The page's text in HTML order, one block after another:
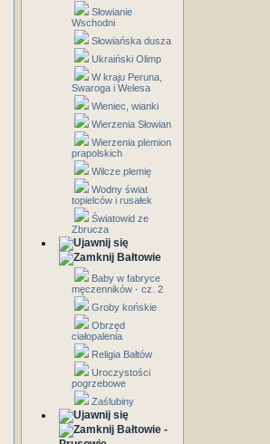
Słowianie
Wschodni
Słowiańska dusza
Ukraiński Olimp
W kraju Peruna,
Swaroga i Welesa
Wieniec, wianki
Wierzenia Słowian
Wierzenia plemion
prapolskich
Wilcze plemię
Wodny świat
topielców i rusałek
Światowid ze
Zbrucza
Bałtowie
Baby w fabryce
męczenników - cz. 2
Groby końskie
Obrzęd
ciałopalenia
Religia Bałtów
Uroczystości
pogrzebowe
Zaślubiny
Bałtowie -